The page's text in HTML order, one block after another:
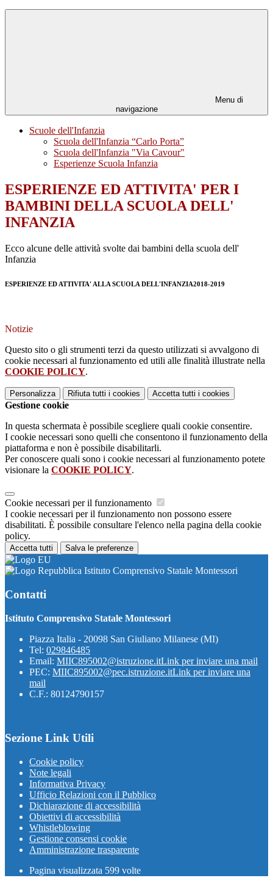
Menu di
navigazione
Scuole dell'Infanzia
Scuola dell'Infanzia “Carlo Porta”
Scuola dell'Infanzia "Via Cavour"
Esperienze Scuola Infanzia
ESPERIENZE ED ATTIVITA' PER I
BAMBINI DELLA SCUOLA DELL'
INFANZIA
Ecco alcune delle attività svolte dai bambini della scuola dell'
Infanzia
ESPERIENZE ED ATTIVITA' ALLA SCUOLA DELL'INFANZIA2018-2019
Notizie
Questo sito o gli strumenti terzi da questo utilizzati si avvalgono di
cookie necessari al funzionamento ed utili alle finalità illustrate nella
COOKIE POLICY.
Personalizza Rifiuta tutti i cookies Accetta tutti i cookies
Gestione cookie
In questa schermata è possibile scegliere quali cookie consentire.
I cookie necessari sono quelli che consentono il funzionamento della
piattaforma e non è possibile disabilitarli.
Per conoscere quali sono i cookie necessari al funzionamento potete
visionare la COOKIE POLICY.
Cookie necessari per il funzionamento
I cookie necessari per il funzionamento non possono essere
disabilitati. È possibile consultare l'elenco nella pagina della cookie
policy.
Accetta tutti Salva le preferenze
Istituto Comprensivo Statale Montessori
Contatti
Istituto Comprensivo Statale Montessori
Piazza Italia - 20098 San Giuliano Milanese (MI)
Tel: 029846485
Email: MIIC895002@istruzione.itLink per inviare una mail
PEC: MIIC895002@pec.istruzione.itLink per inviare una
mail
C.F.: 80124790157
Sezione Link Utili
Cookie policy
Note legali
Informativa Privacy
Ufficio Relazioni con il Pubblico
Dichiarazione di accessibilità
Obiettivi di accessibilità
Whistleblowing
Gestione consensi cookie
Amministrazione trasparente
Pagina visualizzata 599 volte